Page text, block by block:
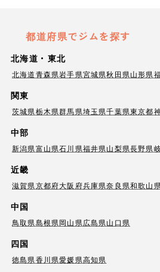
都道府県でジムを探す
北海道・東北
北海道青森県岩手県宮城県秋田県山形県
関東
茨城県栃木県群馬県埼玉県千葉県東京都
中部
新潟県富山県石川県福井県山梨県長野県
近畿
滋賀県京都府大阪府兵庫県奈良県和歌山県
中国
鳥取県島根県岡山県広島県山口県
四国
徳島県香川県愛媛県高知県